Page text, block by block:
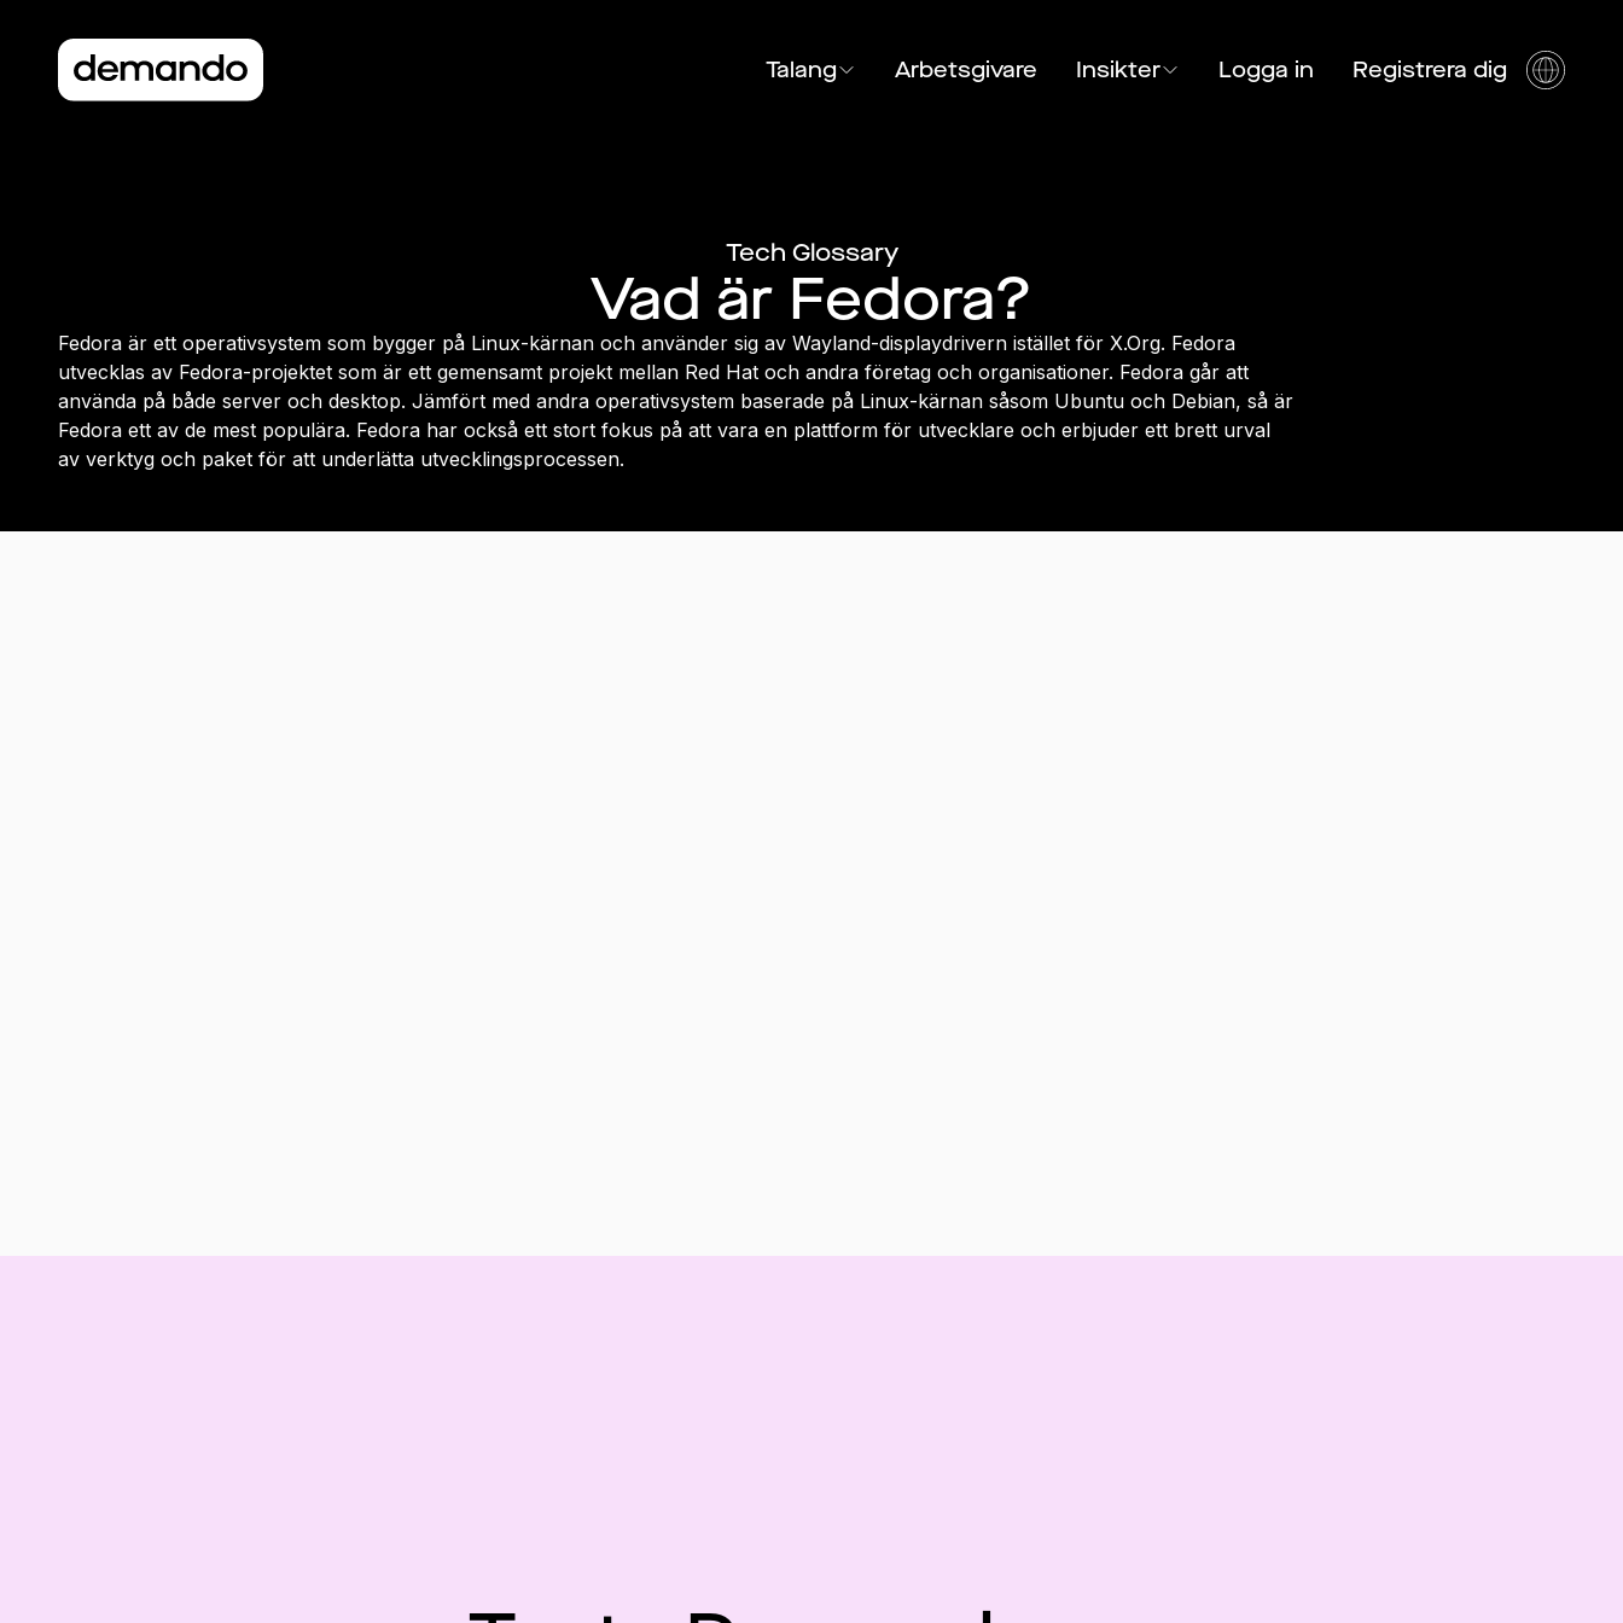
Talang Arbetsgivare Insikter Logga in Registrera dig
Tech Glossary
Vad är Fedora?
Fedora är ett operativsystem som bygger på Linux-kärnan och använder sig av Wayland-displaydrivern istället för X.Org. Fedora
utvecklas av Fedora-projektet som är ett gemensamt projekt mellan Red Hat och andra företag och organisationer. Fedora går att
använda på både server och desktop. Jämfört med andra operativsystem baserade på Linux-kärnan såsom Ubuntu och Debian, så är
Fedora ett av de mest populära. Fedora har också ett stort fokus på att vara en plattform för utvecklare och erbjuder ett brett urval
av verktyg och paket för att underlätta utvecklingsprocessen.